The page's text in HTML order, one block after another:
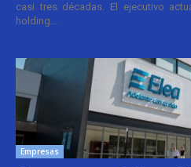
casi tres décadas. El ejecutivo
holding...
Empresas